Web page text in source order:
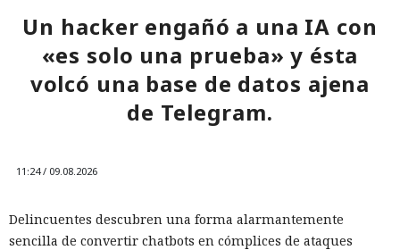
Un hacker engañó a una IA con
«es solo una prueba» y ésta
volcó una base de datos ajena
de Telegram.
11:24 / 09.08.2026
Delincuentes descubren una forma alarmantemente
sencilla de convertir chatbots en cómplices de ataques